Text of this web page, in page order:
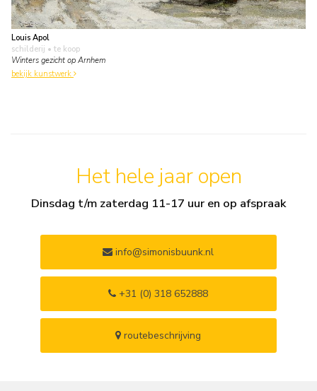
Louis Apol
schilderij • te koop
Winters gezicht op Arnhem
bekijk kunstwerk
Het hele jaar open
Dinsdag t/m zaterdag 11-17 uur en op afspraak
info@simonisbuunk.nl
+31 (0) 318 652888
routebeschrijving